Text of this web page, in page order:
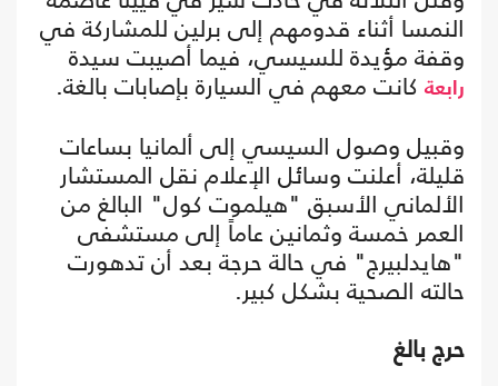
النمسا أثناء قدومهم إلى برلين للمشاركة في
وقفة مؤيدة للسيسي، فيما أصيبت سيدة
رابعة كانت معهم في السيارة بإصابات بالغة.
وقبيل وصول السيسي إلى ألمانيا بساعات
قليلة، أعلنت وسائل الإعلام نقل المستشار
الألماني الأسبق "هيلموت كول" البالغ من
العمر خمسة وثمانين عاماً إلى مستشفى
"هايدلبيرج" في حالة حرجة بعد أن تدهورت
حالته الصحية بشكل كبير.
حرج بالغ